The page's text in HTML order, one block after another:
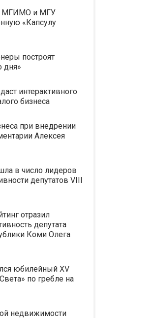
МГИМО и МГУ
«Капсулу
построят
дня»
интерактивного
бизнеса
при внедрении
Алексея
в число лидеров
депутатов VIII
отразил
депутата
Коми Олега
юбилейный XV
по гребле на
недвижимости